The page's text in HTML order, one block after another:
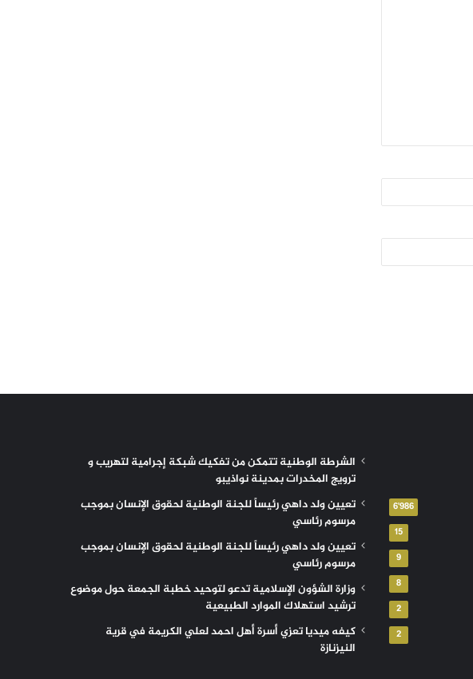
6٬986
15
9
8
2
2
الشرطة الوطنية تتمكن من تفكيك شبكة إجرامية لتهريب و
ترويج المخدرات بمدينة نواذيبو
تعيين ولد داهي رئيساً للجنة الوطنية لحقوق الإنسان بموجب
مرسوم رئاسي
تعيين ولد داهي رئيساً للجنة الوطنية لحقوق الإنسان بموجب
مرسوم رئاسي
وزارة الشؤون الإسلامية تدعو لتوحيد خطبة الجمعة حول موضوع
ترشيد استهلاك الموارد الطبيعية
كيفه ميديا تعزي أسرة أهل احمد لعلي الكريمة في قرية
النيزنازة